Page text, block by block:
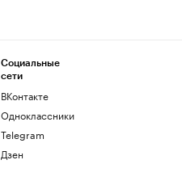
Социальные
сети
ВКонтакте
Одноклассники
Telegram
Дзен